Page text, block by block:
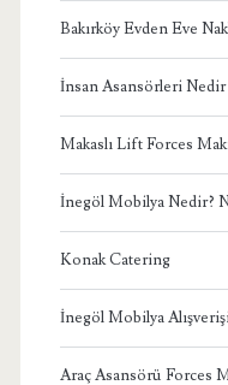
Bakırköy Evden Eve
İnsan Asansörleri Nedir
Makaslı Lift Forces
İnegöl Mobilya Nedir?
Konak Catering
İnegöl Mobilya
Araç Asansörü Forces